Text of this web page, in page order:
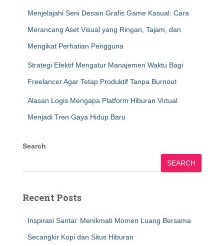
Menjelajahi Seni Desain Grafis Game Kasual: Cara
Merancang Aset Visual yang Ringan, Tajam, dan
Mengikat Perhatian Pengguna
Strategi Efektif Mengatur Manajemen Waktu Bagi
Freelancer Agar Tetap Produktif Tanpa Burnout
Alasan Logis Mengapa Platform Hiburan Virtual
Menjadi Tren Gaya Hidup Baru
Search
SEARCH
Recent Posts
Inspirasi Santai: Menikmati Momen Luang Bersama
Secangkir Kopi dan Situs Hiburan